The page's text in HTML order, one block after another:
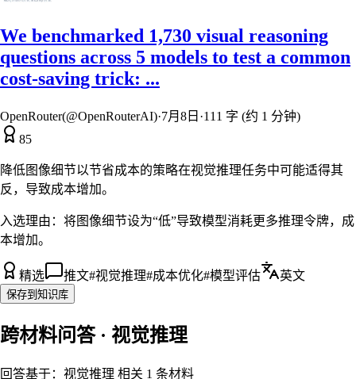
We benchmarked 1,730 visual reasoning
questions across 5 models to test a common
cost-saving trick: ...
OpenRouter(@OpenRouterAI)·7月8日 ·111 字 (约 1 分钟)
85
降低图像细节以节省成本的策略在视觉推理任务中可能适得其
反，导致成本增加。
入选理由： 将图像细节设为“低”导致模型消耗更多推理令牌，成
本增加。
精选 推文#视觉推理#成本优化#模型评估 英文
保存到知识库
跨材料问答 · 视觉推理
回答基于：视觉推理 相关 1 条材料